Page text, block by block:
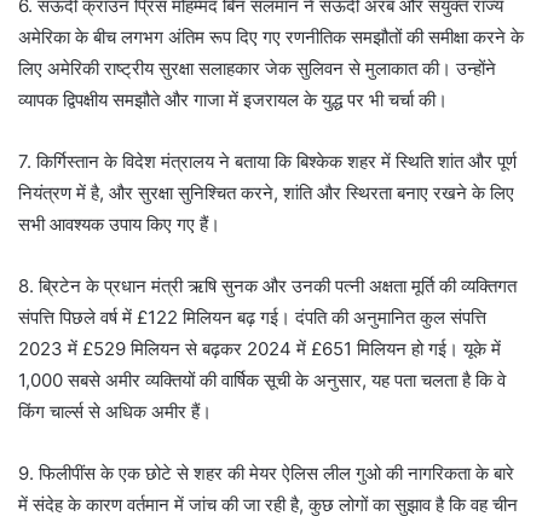
6. सऊदी क्राउन प्रिंस मोहम्मद बिन सलमान ने सऊदी अरब और संयुक्त राज्य
अमेरिका के बीच लगभग अंतिम रूप दिए गए रणनीतिक समझौतों की समीक्षा करने के
लिए अमेरिकी राष्ट्रीय सुरक्षा सलाहकार जेक सुलिवन से मुलाकात की। उन्होंने
व्यापक द्विपक्षीय समझौते और गाजा में इजरायल के युद्ध पर भी चर्चा की।
7. किर्गिस्तान के विदेश मंत्रालय ने बताया कि बिश्केक शहर में स्थिति शांत और पूर्ण
नियंत्रण में है, और सुरक्षा सुनिश्चित करने, शांति और स्थिरता बनाए रखने के लिए
सभी आवश्यक उपाय किए गए हैं।
8. ब्रिटेन के प्रधान मंत्री ऋषि सुनक और उनकी पत्नी अक्षता मूर्ति की व्यक्तिगत
संपत्ति पिछले वर्ष में £122 मिलियन बढ़ गई। दंपति की अनुमानित कुल संपत्ति
2023 में £529 मिलियन से बढ़कर 2024 में £651 मिलियन हो गई। यूके में
1,000 सबसे अमीर व्यक्तियों की वार्षिक सूची के अनुसार, यह पता चलता है कि वे
किंग चार्ल्स से अधिक अमीर हैं।
9. फिलीपींस के एक छोटे से शहर की मेयर ऐलिस लील गुओ की नागरिकता के बारे
में संदेह के कारण वर्तमान में जांच की जा रही है, कुछ लोगों का सुझाव है कि वह चीन